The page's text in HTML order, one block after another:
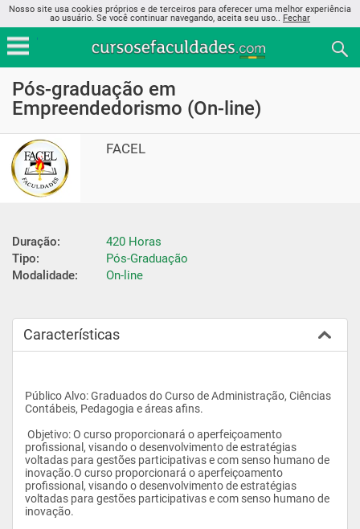
Nosso site usa cookies próprios e de terceiros para oferecer uma melhor experiência
ao usuário. Se você continuar navegando, aceita seu uso.. Fechar
Pós-graduação em
Empreendedorismo (On-line)
FACEL
Duração:
420 Horas
Tipo:
Pós-Graduação
Modalidade:
On-line
Características
Público Alvo: Graduados do Curso de Administração, Ciências
Contábeis, Pedagogia e áreas afins.
profissional, visando o desenvolvimento de estratégias
voltadas para gestões participativas e com senso humano de
inovação.O curso proporcionará o aperfeiçoamento
profissional, visando o desenvolvimento de estratégias
voltadas para gestões participativas e com senso humano de
inovação.